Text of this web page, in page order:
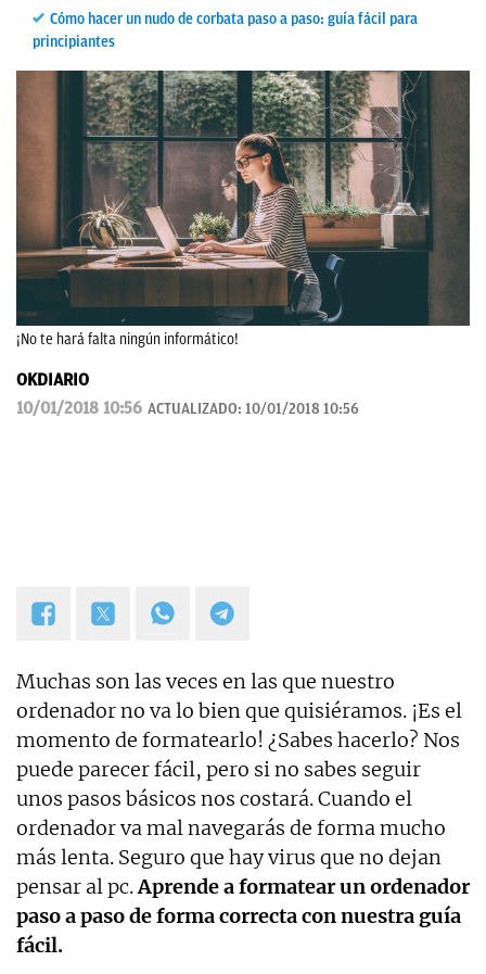
Cómo hacer un nudo de corbata paso a paso: guía fácil para
principiantes
¡No te hará falta ningún informático!
OKDIARIO
10/01/2018 10:56 ACTUALIZADO: 10/01/2018 10:56
Muchas son las veces en las que nuestro
ordenador no va lo bien que quisiéramos. ¡Es el
momento de formatearlo! ¿Sabes hacerlo? Nos
puede parecer fácil, pero si no sabes seguir
unos pasos básicos nos costará. Cuando el
ordenador va mal navegarás de forma mucho
más lenta. Seguro que hay virus que no dejan
pensar al pc.Aprende a formatear un ordenador
paso a paso de forma correcta con nuestra guía
fácil.